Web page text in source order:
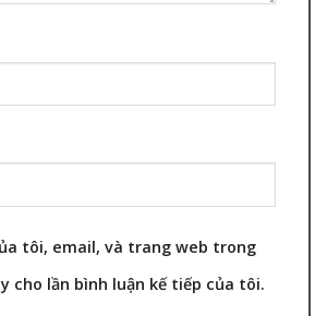
tôi, email, và trang web trong
cho lần bình luận kế tiếp của tôi.